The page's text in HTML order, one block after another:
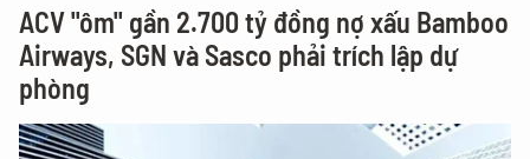
ACV "ôm" gần 2.700 tỷ đồng nợ xấu Bamboo
Airways, SGN và Sasco phải trích lập dự
phòng